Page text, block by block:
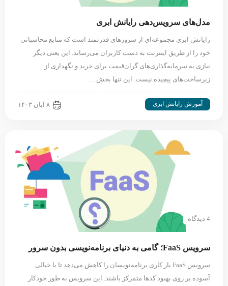
مدل‌های سرویس‌دهی رایانش ابری
رایانش ابری مجموعه‌ای از سرورهای قدرتمند است که منابع محاسباتی
خود را از طریق اینترنت به دست کاربران می‌رساند. این یعنی دیگر
نیازی به سرمایه‌گذاری‌های گران‌قیمت برای خرید و نگهداری از
زیرساخت‌های پیچیده نیست. این تنها بخش…
آموزش رایانش ابری ۸ آبان ۱۴۰۳
4 دیدگاه
سرویس FaaS؛ گامی به دنیای برنامه‌نویسی بدون سرور
سرویس FaaS بار کاری برنامه‌نویسان را کاهش می‌دهد تا با خیالی
آسوده‌ بر روی بهبود کدها متمرکز باشند. این سرویس به طور خودکار